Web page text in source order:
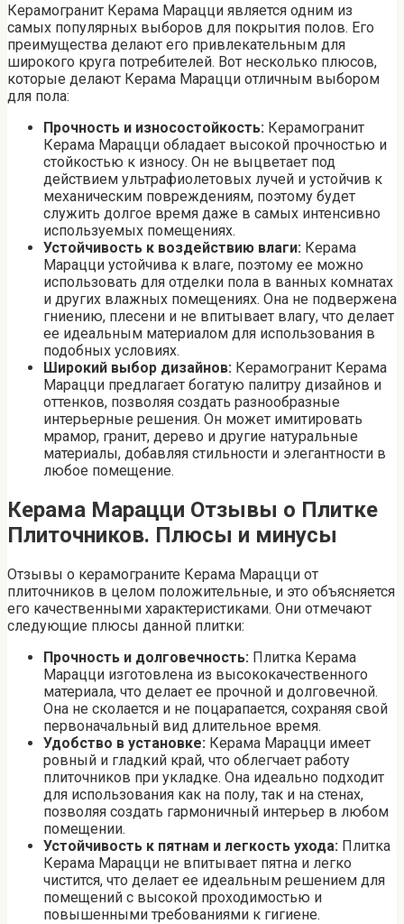
Керамогранит Керама Марацци является одним из
самых популярных выборов для покрытия полов. Его
преимущества делают его привлекательным для
широкого круга потребителей. Вот несколько плюсов,
которые делают Керама Марацци отличным выбором
для пола:
Прочность и износостойкость: Керамогранит
Керама Марацци обладает высокой прочностью и
стойкостью к износу. Он не выцветает под
действием ультрафиолетовых лучей и устойчив к
механическим повреждениям, поэтому будет
служить долгое время даже в самых интенсивно
используемых помещениях.
Устойчивость к воздействию влаги: Керама
Марацци устойчива к влаге, поэтому ее можно
использовать для отделки пола в ванных комнатах
и других влажных помещениях. Она не подвержена
гниению, плесени и не впитывает влагу, что делает
ее идеальным материалом для использования в
подобных условиях.
Широкий выбор дизайнов: Керамогранит Керама
Марацци предлагает богатую палитру дизайнов и
оттенков, позволяя создать разнообразные
интерьерные решения. Он может имитировать
мрамор, гранит, дерево и другие натуральные
материалы, добавляя стильности и элегантности в
любое помещение.
Керама Марацци Отзывы о Плитке
Плиточников. Плюсы и минусы
Отзывы о керамограните Керама Марацци от
плиточников в целом положительные, и это объясняется
его качественными характеристиками. Они отмечают
следующие плюсы данной плитки:
Прочность и долговечность: Плитка Керама
Марацци изготовлена из высококачественного
материала, что делает ее прочной и долговечной.
Она не сколается и не поцарапается, сохраняя свой
первоначальный вид длительное время.
Удобство в установке: Керама Марацци имеет
ровный и гладкий край, что облегчает работу
плиточников при укладке. Она идеально подходит
для использования как на полу, так и на стенах,
позволяя создать гармоничный интерьер в любом
помещении.
Устойчивость к пятнам и легкость ухода: Плитка
Керама Марацци не впитывает пятна и легко
чистится, что делает ее идеальным решением для
помещений с высокой проходимостью и
повышенными требованиями к гигиене.